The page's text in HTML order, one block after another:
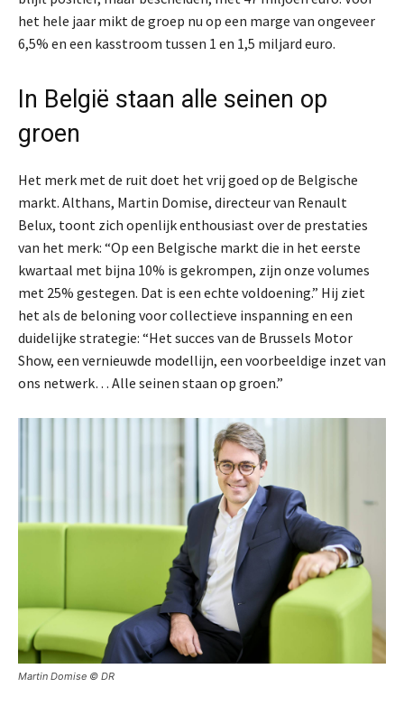
het hele jaar mikt de groep nu op een marge van ongeveer
6,5% en een kasstroom tussen 1 en 1,5 miljard euro.
In België staan alle seinen op
groen
Het merk met de ruit doet het vrij goed op de Belgische
markt. Althans, Martin Domise, directeur van Renault
Belux, toont zich openlijk enthousiast over de prestaties
van het merk: “Op een Belgische markt die in het eerste
kwartaal met bijna 10% is gekrompen, zijn onze volumes
met 25% gestegen. Dat is een echte voldoening.” Hij ziet
het als de beloning voor collectieve inspanning en een
duidelijke strategie: “Het succes van de Brussels Motor
Show, een vernieuwde modellijn, een voorbeeldige inzet van
ons netwerk… Alle seinen staan op groen.”
Martin Domise © DR